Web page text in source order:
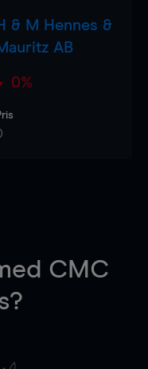
& M Hennes &
AB
0%
CMC